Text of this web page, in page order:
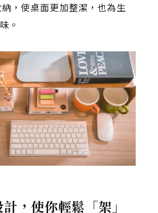
，使桌面更加整潔，也為生
。
，使你輕鬆「架」